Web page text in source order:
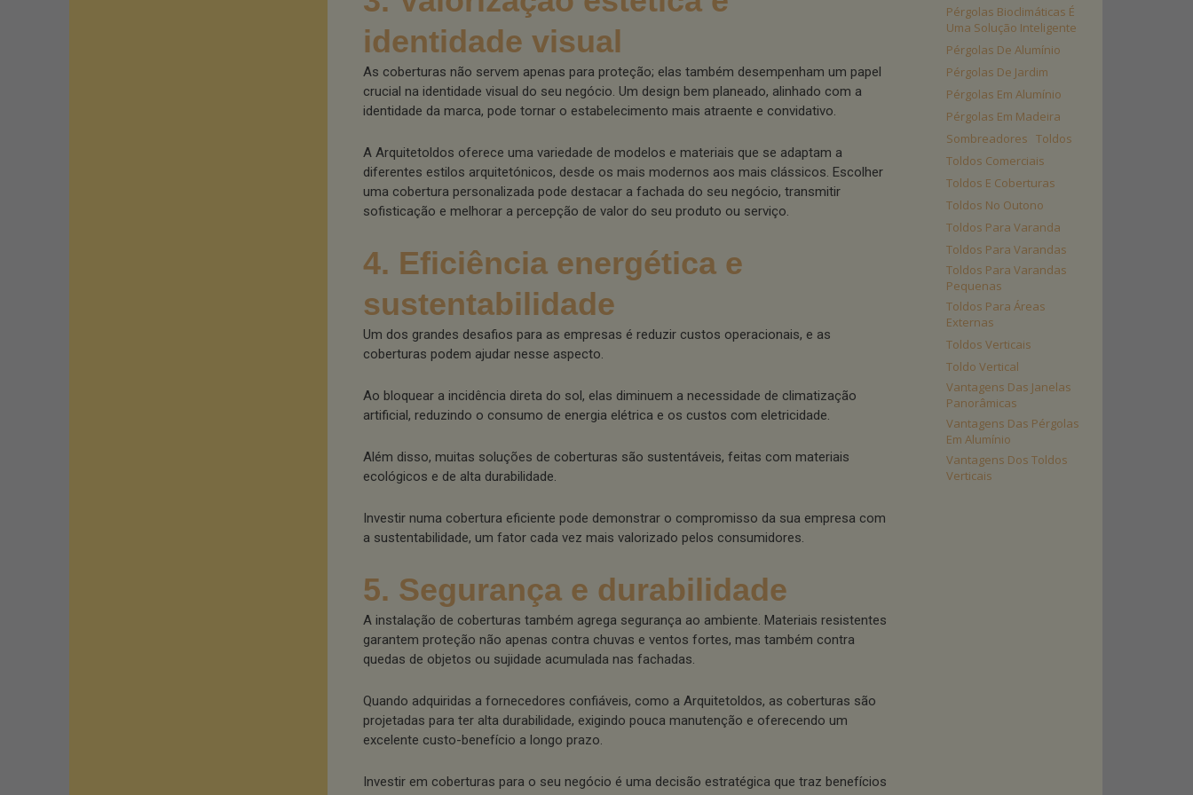
identidade visual
As coberturas não servem apenas para proteção; elas também desempenham um papel
crucial na identidade visual do seu negócio. Um design bem planeado, alinhado com a
identidade da marca, pode tornar o estabelecimento mais atraente e convidativo.
A Arquitetoldos oferece uma variedade de modelos e materiais que se adaptam a
diferentes estilos arquitetónicos, desde os mais modernos aos mais clássicos. Escolher
uma cobertura personalizada pode destacar a fachada do seu negócio, transmitir
sofisticação e melhorar a percepção de valor do seu produto ou serviço.
4. Eficiência energética e
sustentabilidade
Um dos grandes desafios para as empresas é reduzir custos operacionais, e as
coberturas podem ajudar nesse aspecto.
Ao bloquear a incidência direta do sol, elas diminuem a necessidade de climatização
artificial, reduzindo o consumo de energia elétrica e os custos com eletricidade.
Além disso, muitas soluções de coberturas são sustentáveis, feitas com materiais
ecológicos e de alta durabilidade.
Investir numa cobertura eficiente pode demonstrar o compromisso da sua empresa com
a sustentabilidade, um fator cada vez mais valorizado pelos consumidores.
5. Segurança e durabilidade
A instalação de coberturas também agrega segurança ao ambiente. Materiais resistentes
garantem proteção não apenas contra chuvas e ventos fortes, mas também contra
quedas de objetos ou sujidade acumulada nas fachadas.
Quando adquiridas a fornecedores confiáveis, como a Arquitetoldos, as coberturas são
projetadas para ter alta durabilidade, exigindo pouca manutenção e oferecendo um
excelente custo-benefício a longo prazo.
Investir em coberturas para o seu negócio é uma decisão estratégica que traz benefícios
Pérgolas Bioclimáticas É
Uma Solução Inteligente
Pérgolas De Alumínio
Pérgolas De Jardim
Pérgolas Em Alumínio
Pérgolas Em Madeira
Sombreadores Toldos
Toldos Comerciais
Toldos E Coberturas
Toldos No Outono
Toldos Para Varanda
Toldos Para Varandas
Toldos Para Varandas
Pequenas
Toldos Para Áreas
Externas
Toldos Verticais
Toldo Vertical
Vantagens Das Janelas
Panorâmicas
Vantagens Das Pérgolas
Em Alumínio
Vantagens Dos Toldos
Verticais